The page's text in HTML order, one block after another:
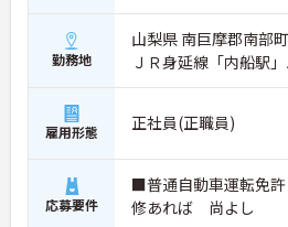
勤務地
山梨県 南巨摩郡南部
ＪＲ身延線「内船駅
雇用形態 正社員(正職員)
応募要件
■普通自動車運転免
修あれば 尚よし